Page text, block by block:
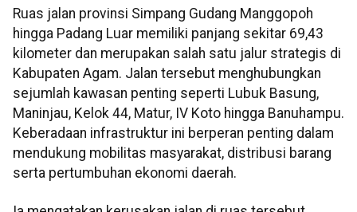
Ruas jalan provinsi Simpang Gudang Manggopoh
hingga Padang Luar memiliki panjang sekitar 69,43
kilometer dan merupakan salah satu jalur strategis di
Kabupaten Agam. Jalan tersebut menghubungkan
sejumlah kawasan penting seperti Lubuk Basung,
Maninjau, Kelok 44, Matur, IV Koto hingga Banuhampu.
Keberadaan infrastruktur ini berperan penting dalam
mendukung mobilitas masyarakat, distribusi barang
serta pertumbuhan ekonomi daerah.